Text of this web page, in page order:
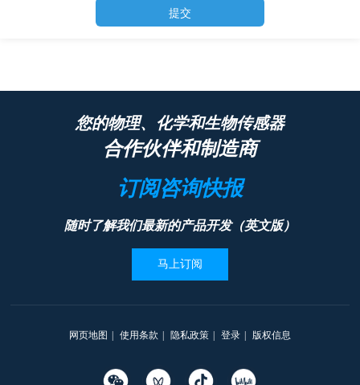
提交
您的物理、化学和生物传感器
合作伙伴和制造商
订阅咨询快报
随时了解我们最新的产品开发（英文版）
马上订阅
网页地图 使用条款 隐私政策 登录 版权信息